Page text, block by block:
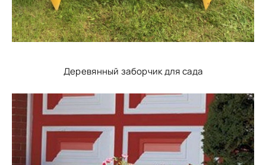
Деревянный заборчик для сада